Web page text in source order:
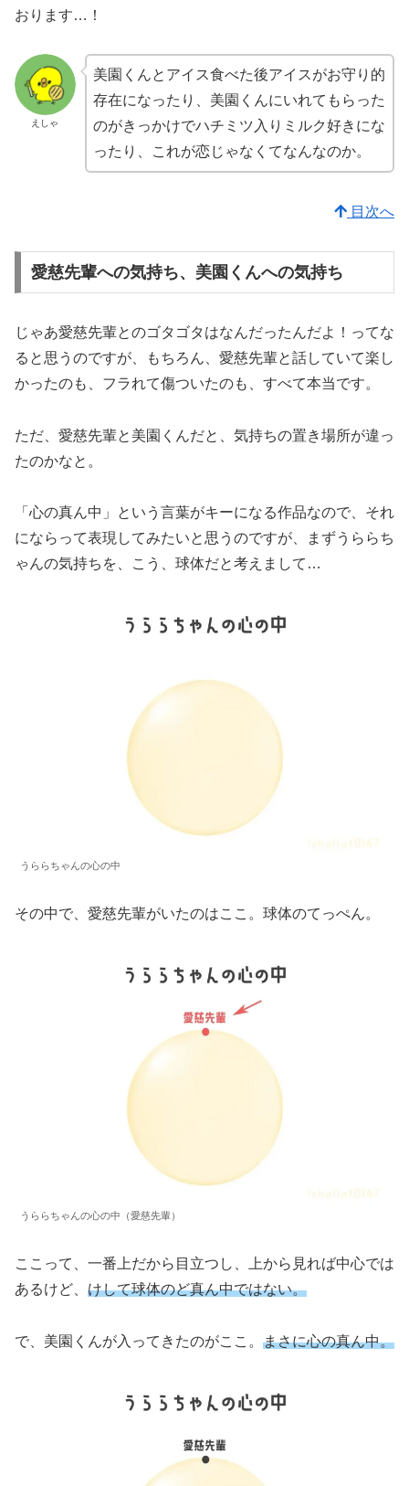
おります…！
えしゃ
美園くんとアイス食べた後アイスがお守り的
存在になったり、美園くんにいれてもらった
のがきっかけでハチミツ入りミルク好きにな
ったり、これが恋じゃなくてなんなのか。
目次へ
愛慈先輩への気持ち、美園くんへの気持ち
じゃあ愛慈先輩とのゴタゴタはなんだったんだよ！ってな
ると思うのですが、もちろん、愛慈先輩と話していて楽し
かったのも、フラれて傷ついたのも、すべて本当です。
ただ、愛慈先輩と美園くんだと、気持ちの置き場所が違っ
たのかなと。
「心の真ん中」という言葉がキーになる作品なので、それ
にならって表現してみたいと思うのですが、まずうららち
ゃんの気持ちを、こう、球体だと考えまして…
うららちゃんの心の中
その中で、愛慈先輩がいたのはここ。球体のてっぺん。
うららちゃんの心の中（愛慈先輩）
ここって、一番上だから目立つし、上から見れば中心では
あるけど、 けして球体のど真ん中ではない。
で、美園くんが入ってきたのがここ。 まさに心の真ん中。